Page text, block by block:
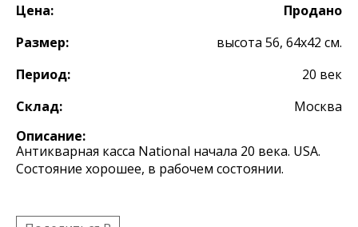
Цена:
Продано
Размер:
высота 56, 64x42 см.
Период:
20 век
Склад:
Москва
Описание:
Антикварная касса National начала 20 века. USA.
Состояние хорошее, в рабочем состоянии.